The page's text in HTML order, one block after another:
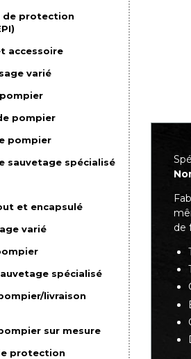
de protection
accessoire
varié
pompier
pompier
sauvetage spécialisé
et encapsulé
varié
spécialisé
livraison
sur mesure
protection
de